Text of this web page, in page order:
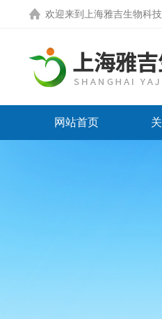
欢迎来到 上海雅吉生物科
网站首页